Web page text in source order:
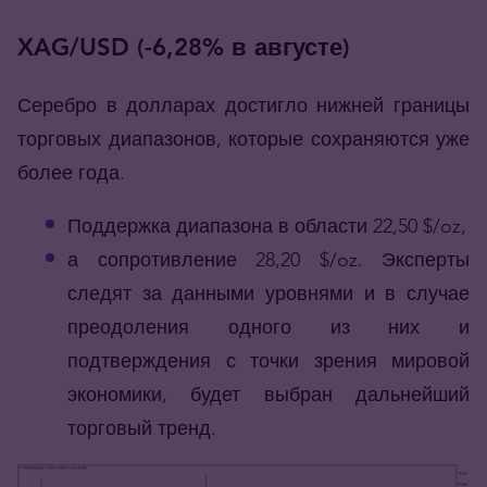
XAG/USD (-6,28% в августе)
Серебро в долларах достигло нижней границы
торговых диапазонов, которые сохраняются уже
более года.
Поддержка диапазона в области 22,50 $/oz,
а сопротивление 28,20 $/oz. Эксперты
следят за данными уровнями и в случае
преодоления одного из них и
подтверждения с точки зрения мировой
экономики, будет выбран дальнейший
торговый тренд.